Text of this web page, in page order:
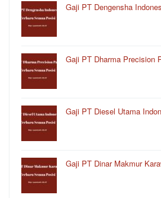
Gaji PT Dengensha
Gaji PT Dharma Precision
Gaji PT Diesel Utama
Gaji PT Dinar Makmur